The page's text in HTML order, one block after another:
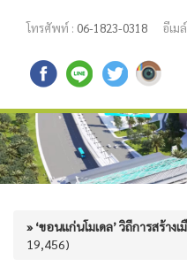
โทรศัพท์ : 06-1823-0318 อีเม
» ‘ขอนแก่นโมเดล’ วิถีการสร้า
19,456)